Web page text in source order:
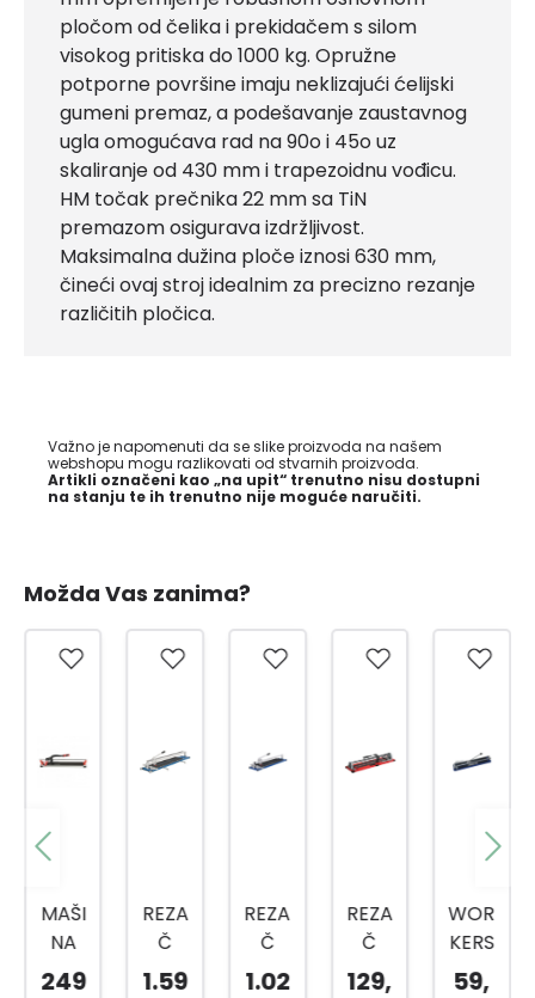
pločom od čelika i prekidačem s silom
visokog pritiska do 1000 kg. Opružne
potporne površine imaju neklizajući ćelijski
gumeni premaz, a podešavanje zaustavnog
ugla omogućava rad na 90o i 45o uz
skaliranje od 430 mm i trapezoidnu vođicu.
HM točak prečnika 22 mm sa TiN
premazom osigurava izdržljivost.
Maksimalna dužina ploče iznosi 630 mm,
čineći ovaj stroj idealnim za precizno rezanje
različitih pločica.
Važno je napomenuti da se slike proizvoda na našem
webshopu mogu razlikovati od stvarnih proizvoda.
Artikli označeni kao „na upit“ trenutno nisu dostupni
na stanju te ih trenutno nije moguće naručiti.
Možda Vas zanima?
REZA
Č
PLOČ
1.59
REZA
Č
PLOČ
1.02
REZA
Č
PLOČ
129,
WOR
KERS
BEST
59,
REZA
Č
PLOČ
359